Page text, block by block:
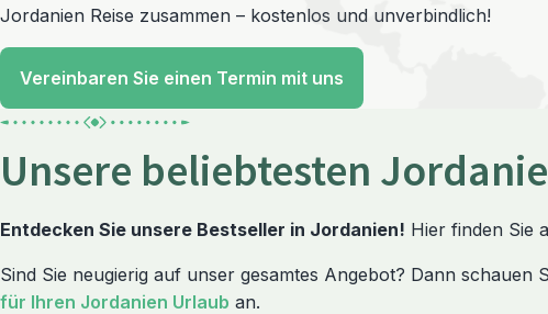
Jordanien Reise zusammen – kostenlos und unverbindlich!
Vereinbaren Sie einen Termin mit uns
Unsere beliebtesten
Entdecken Sie unsere Bestseller in Jordanien! Hier finden Sie
Sind Sie neugierig auf unser gesamtes Angebot? Dann schauen
für Ihren Jordanien Urlaub an.